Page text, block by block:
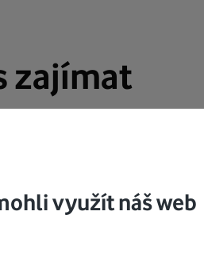
zajímat
využít náš web